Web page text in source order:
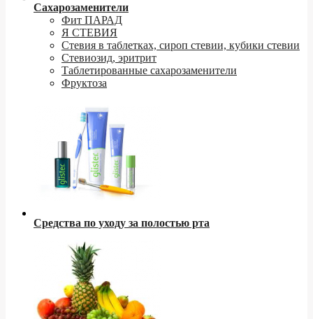
Сахарозаменители
Фит ПАРАД
Я СТЕВИЯ
Стевия в таблетках, сироп стевии, кубики стевии
Стевиозид, эритрит
Таблетированные сахарозаменители
Фруктоза
Средства по уходу за полостью рта